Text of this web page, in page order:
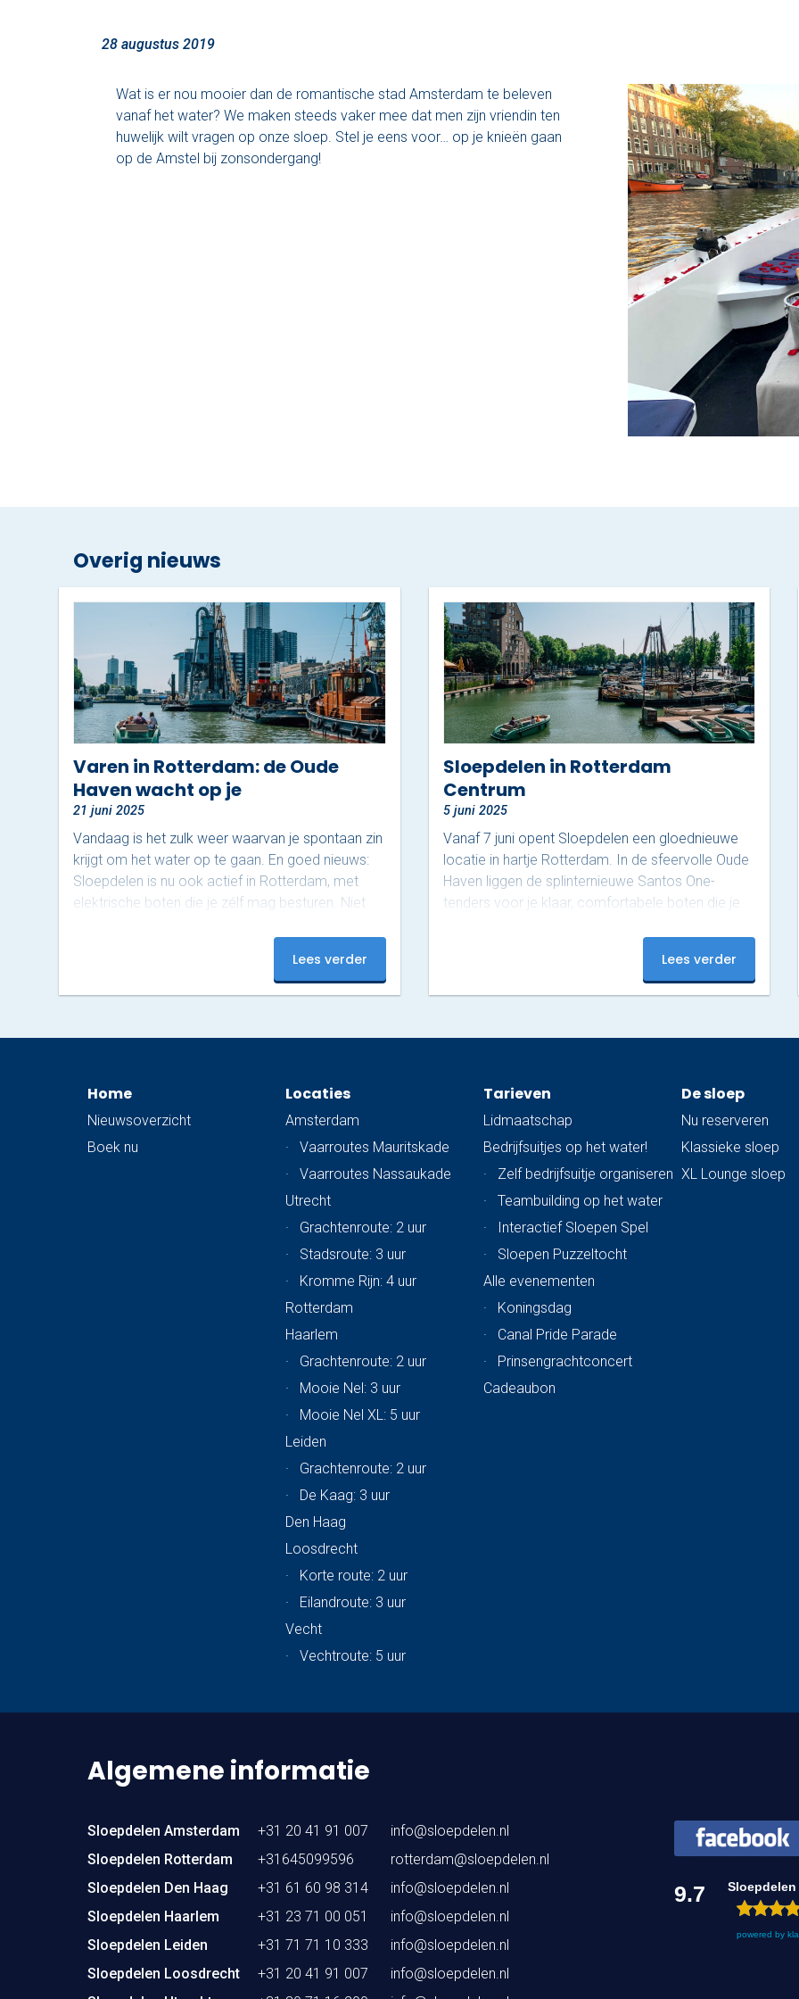
28 augustus 2019
Wat is er nou mooier dan de romantische stad Amsterdam te beleven
vanaf het water? We maken steeds vaker mee dat men zijn vriendin ten
huwelijk wilt vragen op onze sloep. Stel je eens voor… op je knieën gaan
op de Amstel bij zonsondergang!
Overig nieuws
Varen in Rotterdam: de Oude
Haven wacht op je
21 juni 2025
Vandaag is het zulk weer waarvan je spontaan zin
krijgt om het water op te gaan. En goed nieuws:
Sloepdelen is nu ook actief in Rotterdam, met
elektrische boten die je zélf mag besturen. Niet
maar in het sfeervolle gebied rond de Oude
Haven. En dat maakt het juist zo relaxed. Ontdek
het mooiste stukje van Rotterdam De Oude
Lees verder
Sloepdelen in Rotterdam
Centrum
5 juni 2025
Vanaf 7 juni opent Sloepdelen een gloednieuwe
locatie in hartje Rotterdam. In de sfeervolle Oude
Haven liggen de splinternieuwe Santos One-
tenders voor je klaar, comfortabele boten die je
tocht met vrienden plant of op zoek bent naar
een originele manier om de stad te ontdekken:
deze boten bieden alle vrijheid. Vanaf het water
Lees verder
Home
Nieuwsoverzicht
Boek nu
Locaties
Amsterdam
·
Vaarroutes Mauritskade
·
Vaarroutes Nassaukade
Utrecht
·
Grachtenroute: 2 uur
·
Stadsroute: 3 uur
·
Kromme Rijn: 4 uur
Rotterdam
Haarlem
·
Grachtenroute: 2 uur
·
Mooie Nel: 3 uur
·
Mooie Nel XL: 5 uur
Leiden
·
Grachtenroute: 2 uur
·
De Kaag: 3 uur
Den Haag
Loosdrecht
·
Korte route: 2 uur
·
Eilandroute: 3 uur
Vecht
·
Vechtroute: 5 uur
Tarieven
Lidmaatschap
Bedrijfsuitjes op het water!
·
Zelf bedrijfsuitje organiseren
·
Teambuilding op het water
·
Interactief Sloepen Spel
·
Sloepen Puzzeltocht
Alle evenementen
·
Koningsdag
·
Canal Pride Parade
·
Prinsengrachtconcert
Cadeaubon
De sloep
Nu reserveren
Klassieke sloep
XL Lounge sloep
Algemene informatie
Sloepdelen Amsterdam +31 20 41 91 007
info@sloepdelen.nl
Sloepdelen Rotterdam
+31645099596
rotterdam@sloepdelen.nl
Sloepdelen Den Haag
+31 61 60 98 314
info@sloepdelen.nl
Sloepdelen Haarlem
+31 23 71 00 051
info@sloepdelen.nl
Sloepdelen Leiden
+31 71 71 10 333
info@sloepdelen.nl
Sloepdelen Loosdrecht
+31 20 41 91 007
info@sloepdelen.nl
9.7 Sloepdelen
powered by